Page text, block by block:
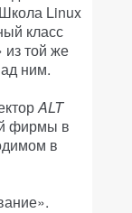
Linux
класс
той же
ним.
ALT
фирмы в
в